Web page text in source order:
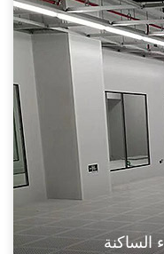
لوحة مغلفة
شبكة
مثقب
الساكنة